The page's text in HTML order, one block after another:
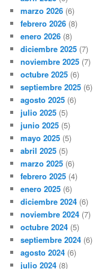
marzo 2026 (6)
febrero 2026 (8)
enero 2026 (8)
diciembre 2025 (7)
noviembre 2025 (7)
octubre 2025 (6)
septiembre 2025 (6)
agosto 2025 (6)
julio 2025 (5)
junio 2025 (5)
mayo 2025 (5)
abril 2025 (5)
marzo 2025 (6)
febrero 2025 (4)
enero 2025 (6)
diciembre 2024 (6)
noviembre 2024 (7)
octubre 2024 (5)
septiembre 2024 (6)
agosto 2024 (6)
julio 2024 (8)